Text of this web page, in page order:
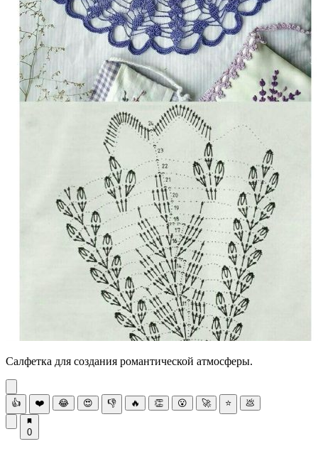
Салфетка для создания романтической атмосферы.
👍 ❤️ 😂 😍 👎 🔥 👏 😮 🚀 ⭐ 💩
0